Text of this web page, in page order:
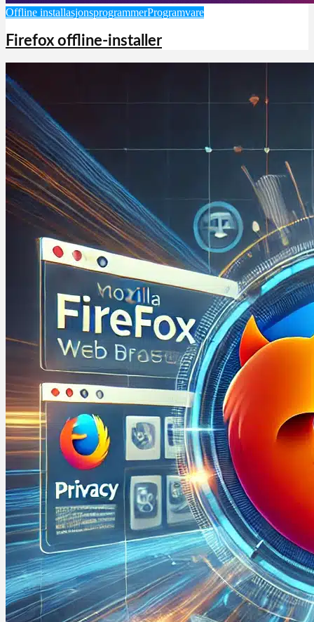
Offline installasjonsprogrammerProgramvare
Firefox offline-installer